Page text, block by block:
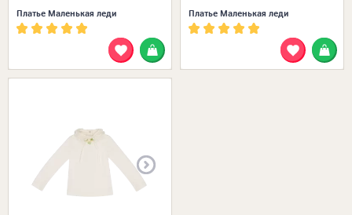
Платье Маленькая леди Платье Маленькая леди